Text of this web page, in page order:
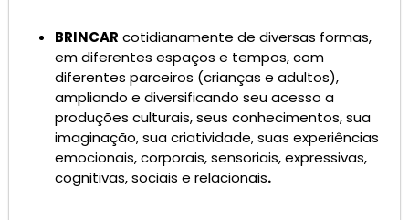
BRINCAR cotidianamente de diversas formas,
em diferentes espaços e tempos, com
diferentes parceiros (crianças e adultos),
ampliando e diversificando seu acesso a
produções culturais, seus conhecimentos, sua
imaginação, sua criatividade, suas experiências
emocionais, corporais, sensoriais, expressivas,
cognitivas, sociais e relacionais.